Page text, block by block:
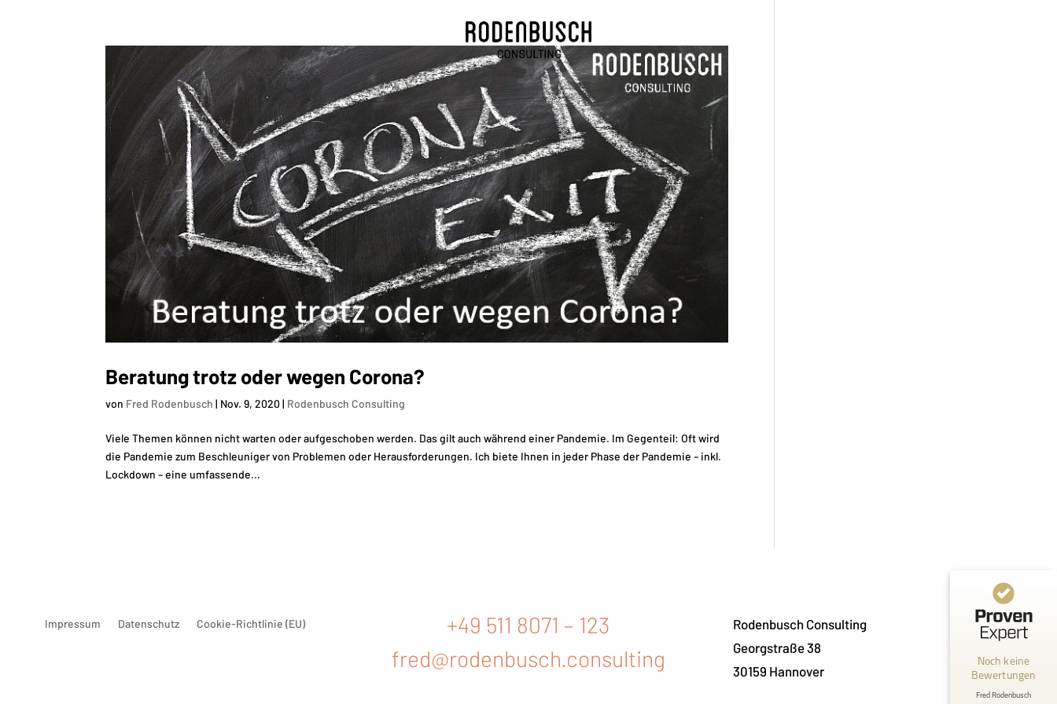
Beratung trotz oder wegen Corona?
von Fred Rodenbusch | Nov. 9, 2020 | Rodenbusch Consulting
Viele Themen können nicht warten oder aufgeschoben werden. Das gilt auch während einer Pandemie. Im Gegenteil: Oft wird
die Pandemie zum Beschleuniger von Problemen oder Herausforderungen. Ich biete Ihnen in jeder Phase der Pandemie – inkl.
Lockdown – eine umfassende...
Impressum Datenschutz Cookie-Richtlinie (EU)
+49 511 8071 – 123
fred@rodenbusch.consulting
Rodenbusch Consulting
Georgstraße 38
30159 Hannover
Noch keine
Bewertungen
Fred Rodenbusch
Kundenbewertungen und Erfahrungen zu